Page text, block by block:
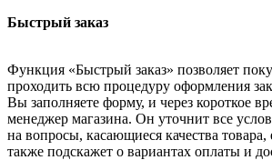
Быстрый заказ
Функция «Быстрый заказ» позволяет
проходить всю процедуру оформления
Вы заполняете форму, и через короткое
менеджер магазина. Он уточнит все
на вопросы, касающиеся качества товара,
также подскажет о вариантах оплаты и